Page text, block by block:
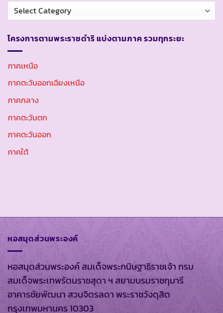
หมวด
หมู่
โครงการตามพระราชดำริ แบ่งตามภาค รวมทุกระยะ
ภาคเหนือ
ภาคตะวันออกเฉียงเหนือ
ภาคกลาง
ภาคตะวันตก
ภาคตะวันออก
ภาคใต้
หอสมุดส่วนพระองค์
หอสมุดส่วนพระองค์ สมเด็จพระกนิษฐาธิราชเจ้า กรม
สมเด็จพระเทพรัตนราชสุดา ฯ สยามบรมราชกุมารี
อาคารชัยพัฒนา สวนจิตรลดา พระราชวังดุสิต
กรุงเทพมหานคร 10303